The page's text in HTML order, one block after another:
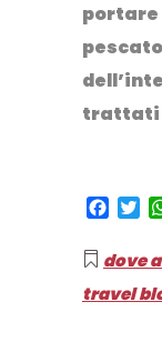
portare
trattati
dove
travel